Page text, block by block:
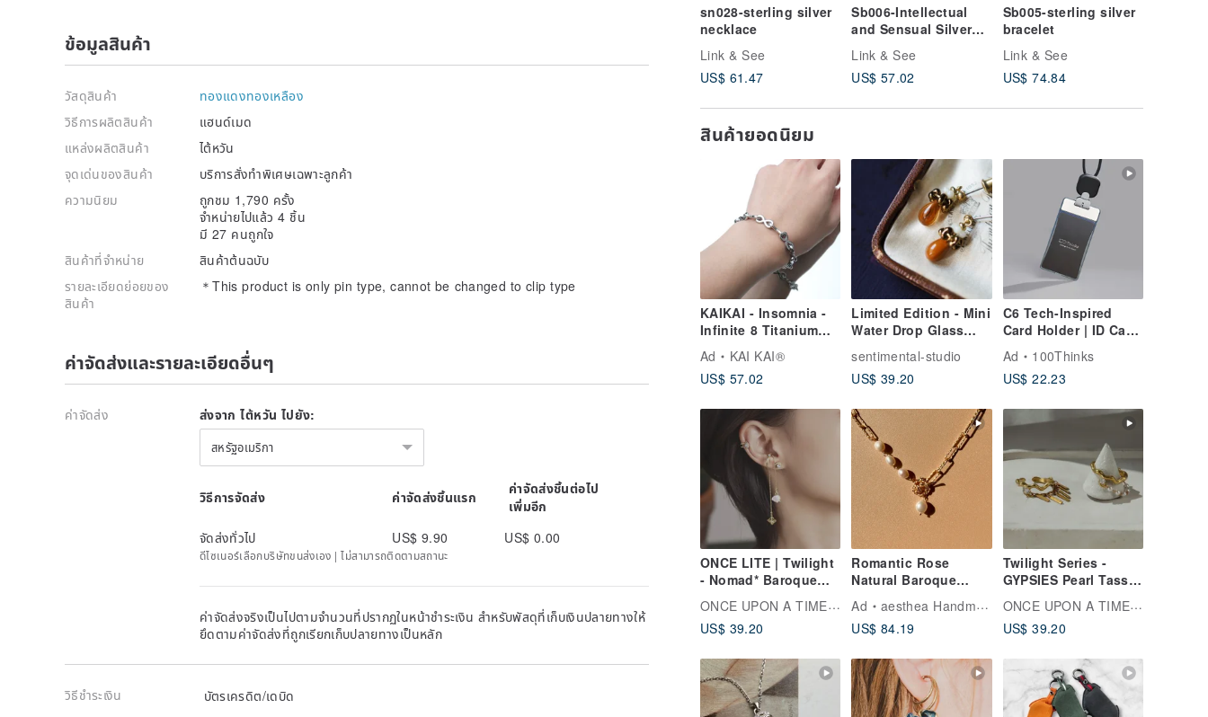
sn028-sterling silver
necklace
Link & See
US$ 61.47
Sb006-Intellectual
and Sensual Silver
Bracelet
Link & See
US$ 57.02
Sb005-sterling silver
bracelet
Link & See
US$ 74.84
สินค้ายอดนิยม
KAIKAI - Insomnia -
Infinite 8 Titanium
Steel Bracelet
Ad
KAI KAI®
US$ 57.02
Limited Edition - Mini
Water Drop Glass
Bead Earrings in
Orange-Brown
sentimental-studio
US$ 39.20
C6 Tech-Inspired
Card Holder | ID Card
Holder | Card Case |
Badge Holder |
Retractable Card
Ad
100Thinks
US$ 22.23
ONCE LITE | Twilight
- Nomad* Baroque
Pearl Ear Bone Clip-
On
ONCE UPON A TIME เครื่องประดับ
US$ 39.20
Romantic Rose
Natural Baroque
Pearls Necklace |
Valentine's Day 14K
Gold-Plating
Ad
aesthea Handmade Jewelry
US$ 84.19
Twilight Series -
GYPSIES Pearl Tassel
* Brass Ear Cuff Ear
Clip
ONCE UPON A TIME เครื่องประดับ
US$ 39.20
|Basic Maintenance|
. Pure copper and silver materials will be oxidized due to time and wearing, and the color
cloth and put it in a sealed bag to slow down oxidation
. When not wearing it can be stored in a sealed bag to prevent nourishment
. If the 925 sterling silver material is oxidized and faded, you can wipe it with a silver cloth.
If the pure copper material is oxidized, you can wipe it with copper oil
ข้อมูลสินค้า
วัสดุสินค้า
ทองแดงทองเหลือง
วิธีการผลิตสินค้า
แฮนด์เมด
แหล่งผลิตสินค้า
ไต้หวัน
จุดเด่นของสินค้า
บริการสั่งทำพิเศษเฉพาะลูกค้า
ความนิยม
ถูกชม 1,790 ครั้ง
จำหน่ายไปแล้ว 4 ชิ้น
มี 27 คนถูกใจ
สินค้าที่จำหน่าย
สินค้าต้นฉบับ
รายละเอียดย่อยของ
สินค้า
＊This product is only pin type, cannot be changed to clip type
ค่าจัดส่งและรายละเอียดอื่นๆ
ค่าจัดส่ง ส่งจาก ไต้หวัน ไปยัง:
สหรัฐอเมริกา
วิธีการจัดส่ง ค่าจัดส่งชิ้นแรก
ค่าจัดส่งชิ้นต่อไป
เพิ่มอีก
จัดส่งทั่วไป
US$ 9.90 US$ 0.00
ดีไซเนอร์เลือกบริษัทขนส่งเอง | ไม่สามารถติดตามสถานะ
ค่าจัดส่งจริงเป็นไปตามจำนวนที่ปรากฏในหน้าชำระเงิน สำหรับพัสดุที่เก็บเงินปลายทางให้
ยึดตามค่าจัดส่งที่ถูกเรียกเก็บปลายทางเป็นหลัก
วิธีชำระเงิน
บัตรเครดิต/เดบิด